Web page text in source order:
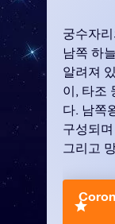
궁수자
남쪽 하
알려져
이, 타조
다. 남쪽
구성되
그리고